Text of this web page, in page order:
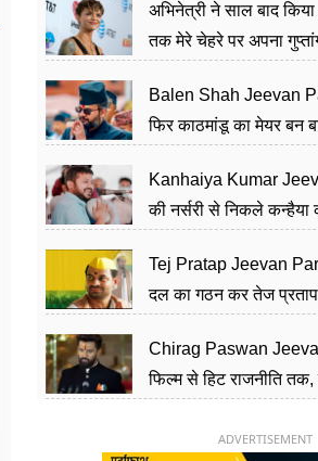
अभिनेत्री ने साल बाद
तक मेरे चेहरे पर अपना
Balen Shah Jeevan
फिर काठमांडू का मेयर बन
Kanhaiya Kumar
की नर्सरी से निकले
Tej Pratap Jeevan
दल का गठन कर तेज प्रताप
Chirag Paswan
फिल्म से हिट राजनीति
ADVERTISEMENT